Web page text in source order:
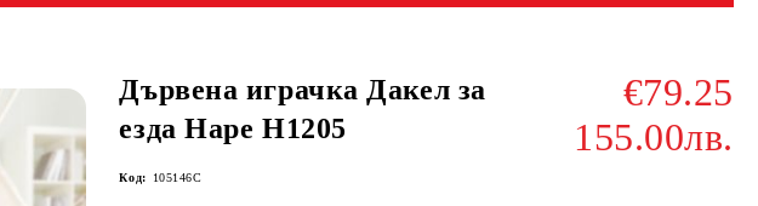
Дървена играчка Дакел за
езда Hape H1205
€79.25
155.00лв.
Код: 105146C